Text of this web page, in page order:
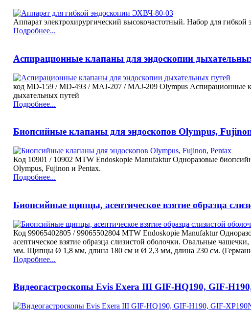
Аппарат электрохирургический высокочастотный. Набор для гибкой
Подробнее...
Аспирационные клапаны для эндоскопии
код MD-159 / MD-493 / MAJ-207 / MAJ-209 Olympus Аспирационные
дыхательных путей
Подробнее...
Биопсийные клапаны для эндоскопов Olympus,
Код 10901 / 10902 MTW Endoskopie Manufaktur Одноразовые
Olympus, Fujinon и Pentax.
Подробнее...
Биопсийные щипцы, асептическое взятие образца
Код 99065402805 / 99065502804 MTW Endoskopie Manufaktur
асептическое взятие образца слизистой оболочки. Овальные
мм. Щипцы Ø 1,8 мм, длина 180 см и Ø 2,3 мм, длина 230 см.
Подробнее...
Видеогастроскопы Evis Exera III GIF-HQ190, GIF-